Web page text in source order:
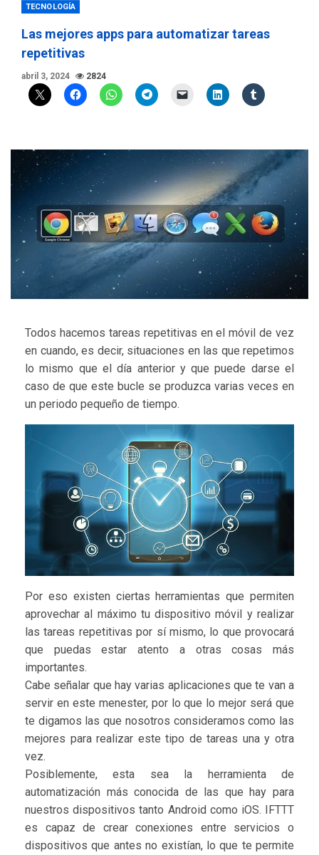
TECNOLOGÍA
Las mejores apps para automatizar tareas
repetitivas
abril 3, 2024 2824
Todos hacemos tareas repetitivas en el móvil de vez
en cuando, es decir, situaciones en las que repetimos
lo mismo que el día anterior y que puede darse el
caso de que este bucle se produzca varias veces en
un periodo pequeño de tiempo.
Por eso existen ciertas herramientas que permiten
aprovechar al máximo tu dispositivo móvil y realizar
las tareas repetitivas por sí mismo, lo que provocará
que puedas estar atento a otras cosas más
importantes.
Cabe señalar que hay varias aplicaciones que te van a
servir en este menester, por lo que lo mejor será que
te digamos las que nosotros consideramos como las
mejores para realizar este tipo de tareas una y otra
vez.
Posiblemente, esta sea la herramienta de
automatización más conocida de las que hay para
nuestros dispositivos tanto Android como iOS. IFTTT
es capaz de crear conexiones entre servicios o
dispositivos que antes no existían, lo que te permite